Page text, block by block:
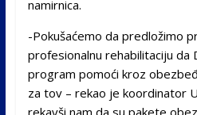
namirnica.
-Pokušaćemo da predložimo
profesionalnu rehabilitaciju da
program pomoći kroz
za tov – rekao je koordinator